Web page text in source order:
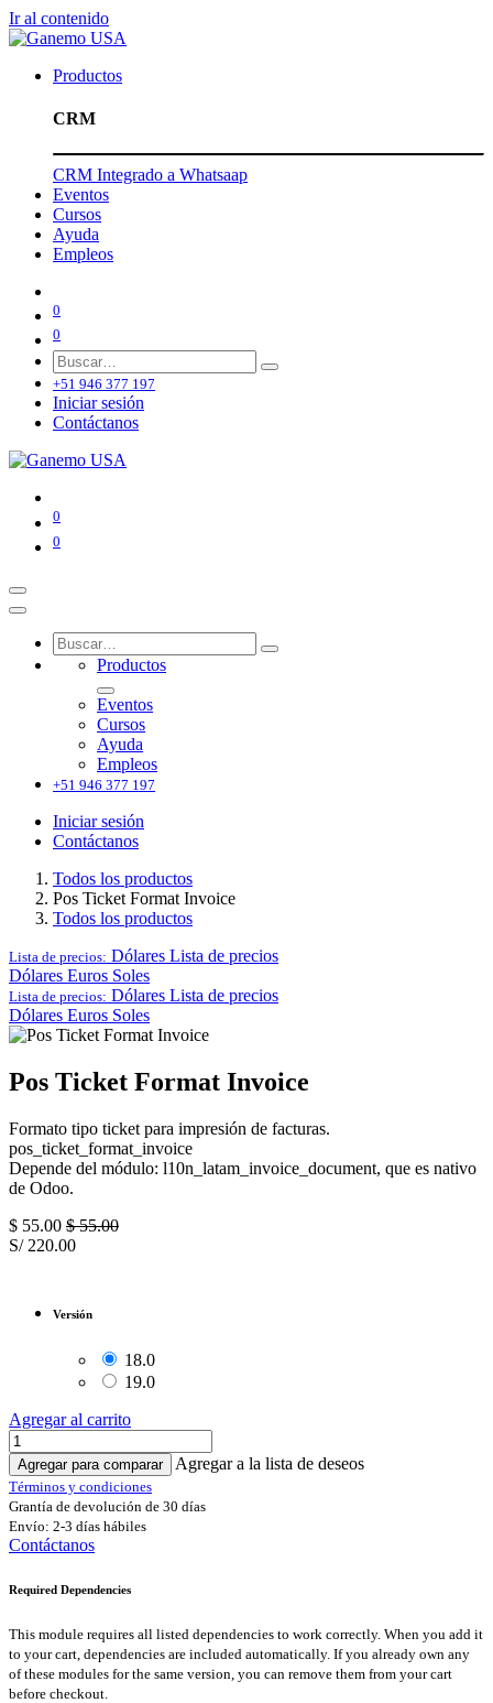
Ir al contenido
Productos
CRM
CRM Integrado a Whatsaap
Eventos
Cursos
Ayuda
Empleos
0
0
+51 946 377 197
Iniciar sesión
Contáctanos
0
0
Productos
Eventos
Cursos
Ayuda
Empleos
+51 946 377 197
Iniciar sesión
Contáctanos
Todos los productos
Pos Ticket Format Invoice
Todos los productos
Lista de precios: Dólares Lista de precios
Dólares Euros Soles
Lista de precios: Dólares Lista de precios
Dólares Euros Soles
Pos Ticket Format Invoice
Formato tipo ticket para impresión de facturas.
pos_ticket_format_invoice
Depende del módulo: l10n_latam_invoice_document, que es nativo
de Odoo.
$ 55.00 $55.00
S/ 220.00
Versión
18.0
19.0
Agregar al carrito
Agregar para comparar Agregar a la lista de deseos
Términos y condiciones
Grantía de devolución de 30 días
Envío: 2-3 días hábiles
Contáctanos
Required Dependencies
This module requires all listed dependencies to work correctly. When you add it
to your cart, dependencies are included automatically. If you already own any
of these modules for the same version, you can remove them from your cart
before checkout.